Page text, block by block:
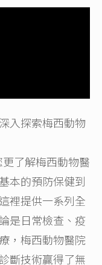
入探索梅西動物
了解梅西動物醫
本的預防保健到
裡提供一系列全
是日常檢查、疫
，梅西動物醫院
斷技術贏得了無